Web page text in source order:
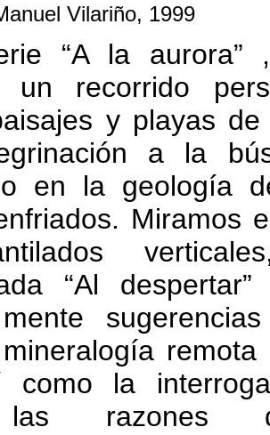
Vilariño, 1999
“A la aurora”
un recorrido
y playas de
a la
en la geología
. Miramos
verticales
“Al despertar
como la
razones